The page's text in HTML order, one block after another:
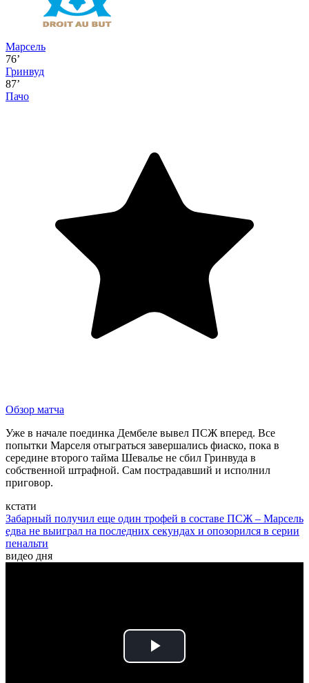
Марсель
76’
Гринвуд
87’
Пачо
Обзор матча
Уже в начале поединка Дембеле вывел ПСЖ вперед. Все
попытки Марселя отыграться завершались фиаско, пока в
середине второго тайма Шевалье не сбил Гринвуда в
собственной штрафной. Сам пострадавший и исполнил
приговор.
кстати
Забарный получил еще один трофей в составе ПСЖ – Марсель
едва не выиграл на последних секундах и опозорился в серии
пенальти
видео дня
Play